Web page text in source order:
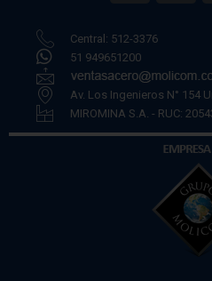
Central: 512-3376
51 949651200
Av. Los Ingenieros N° 154
MIROMINA S.A. - RUC: